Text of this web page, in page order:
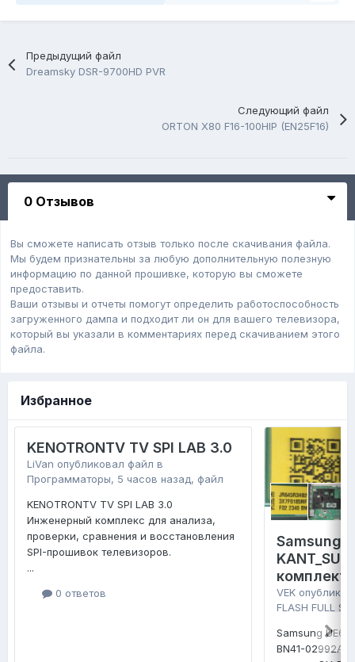
Предыдущий файл
Dreamsky DSR-9700HD PVR
Следующий файл
ORTON X80 F16-100HIP (EN25F16)
0 Отзывов
Вы сможете написать отзыв только после скачивания файла.
Мы будем признательны за любую дополнительную полезную
информацию по данной прошивке, которую вы сможете
предоставить.
Ваши отзывы и отчеты помогут определить работоспособность
загруженного дампa и подходит ли он для вашего телевизора,
который вы указали в комментариях перед скачиванием этого
файла.
Избранное
KENOTRONTV TV SPI LAB 3.0
LiVan опубликовал файл в
Программаторы, 5 часов назад, файл
KENOTRONTV TV SPI LAB 3.0
Инженерный комплекс для анализа,
проверки, сравнения и восстановления
SPI-прошивок телевизоров.
...
0 ответов
Samsung
комплект
VEK
FLASH FULL
Samsung
BN41-02992A